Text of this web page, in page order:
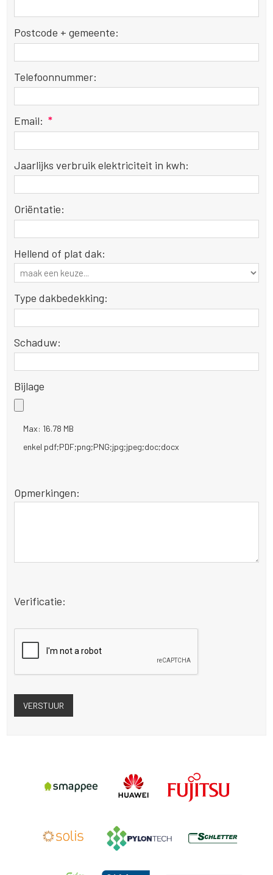
Postcode + gemeente:
Telefoonnummer:
Email: *
Jaarlijks verbruik elektriciteit in kwh:
Oriëntatie:
Hellend of plat dak:
Type dakbedekking:
Schaduw:
Bijlage
Max: 16.78 MB
enkel pdf;PDF;png;PNG;jpg;jpeg;doc;docx
Opmerkingen:
Verificatie: